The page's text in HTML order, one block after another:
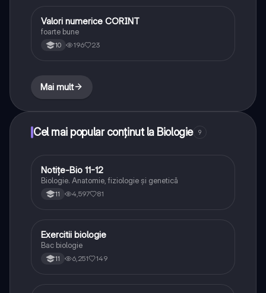
Biologie
Valori numerice CORINT
foarte bune
10 196 23
Mai mult
Cel mai popular conținut la Biologie 9
Biologie
Notițe-Bio 11-12
Biologie. Anatomie, fiziologie și genetică
11 4,597 81
Biologie
Exercitii biologie
Bac biologie
11 6,251 149